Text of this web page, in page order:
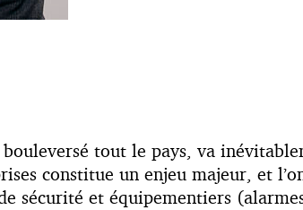
tout le pays, va
constitue un enjeu majeur, et
sécurité et équipementiers